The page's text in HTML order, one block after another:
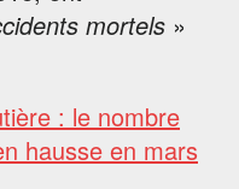
mortels »
: le nombre
hausse en mars